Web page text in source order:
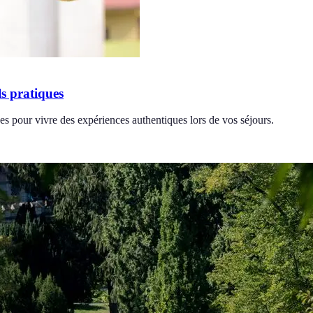
pratiques
pour vivre des expériences authentiques lors de vos séjours.